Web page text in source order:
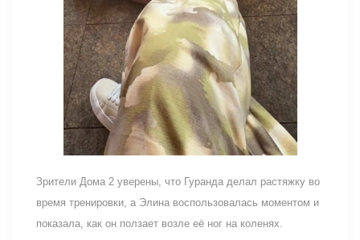
Зрители Дома 2 уверены, что Гуранда делал растяжку во
время тренировки, а Элина воспользовалась моментом и
показала, как он ползает возле её ног на коленях.